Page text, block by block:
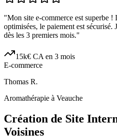
"Mon site e-commerce est superbe !
optimisées, le paiement est
dès les 3 premiers mois."
15k€ CA en 3 mois
E-commerce
Thomas R.
Aromathérapie à Veauche
Création de Site
Voisines